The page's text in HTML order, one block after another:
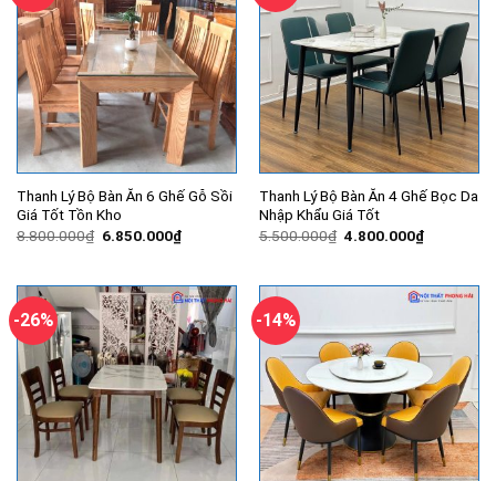
Thanh Lý Bộ Bàn Ăn 6 Ghế Gỗ Sồi
Giá Tốt Tồn Kho
8.800.000₫ Giá
6.850.000₫Giá
hiện
6.850.000₫.
Thanh Lý Bộ Bàn Ăn 4 Ghế Bọc Da
Nhập Khẩu Giá Tốt
5.500.000₫ Giá
4.800.000₫Giá
hiện
-26% -14%